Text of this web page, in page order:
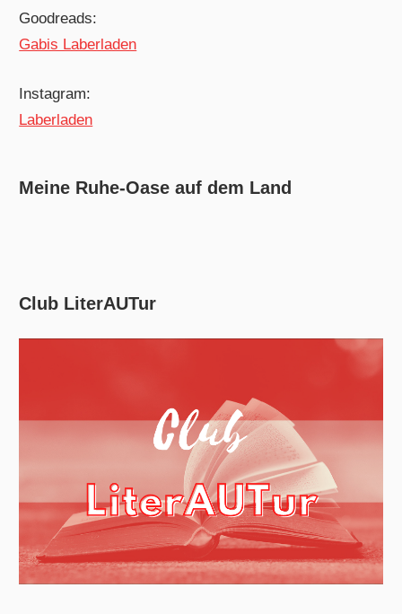
Goodreads:
Gabis Laberladen
Instagram:
Laberladen
Meine Ruhe-Oase auf dem Land
Club LiterAUTur